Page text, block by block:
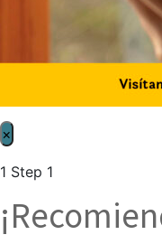
×
1 Step 1